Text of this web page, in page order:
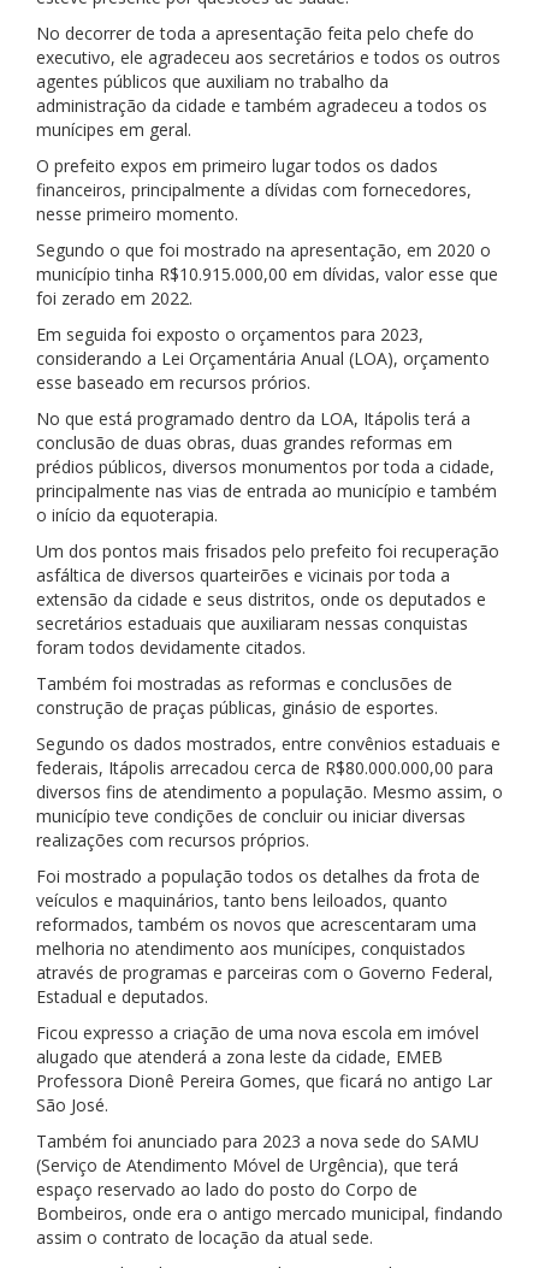
No decorrer de toda a apresentação feita pelo chefe do
executivo, ele agradeceu aos secretários e todos os outros
agentes públicos que auxiliam no trabalho da
administração da cidade e também agradeceu a todos os
munícipes em geral.
O prefeito expos em primeiro lugar todos os dados
financeiros, principalmente a dívidas com fornecedores,
nesse primeiro momento.
Segundo o que foi mostrado na apresentação, em 2020 o
município tinha R$10.915.000,00 em dívidas, valor esse que
foi zerado em 2022.
Em seguida foi exposto o orçamentos para 2023,
considerando a Lei Orçamentária Anual (LOA), orçamento
esse baseado em recursos prórios.
No que está programado dentro da LOA, Itápolis terá a
conclusão de duas obras, duas grandes reformas em
prédios públicos, diversos monumentos por toda a cidade,
principalmente nas vias de entrada ao município e também
o início da equoterapia.
Um dos pontos mais frisados pelo prefeito foi recuperação
asfáltica de diversos quarteirões e vicinais por toda a
extensão da cidade e seus distritos, onde os deputados e
secretários estaduais que auxiliaram nessas conquistas
foram todos devidamente citados.
Também foi mostradas as reformas e conclusões de
construção de praças públicas, ginásio de esportes.
Segundo os dados mostrados, entre convênios estaduais e
federais, Itápolis arrecadou cerca de R$80.000.000,00 para
diversos fins de atendimento a população. Mesmo assim, o
município teve condições de concluir ou iniciar diversas
realizações com recursos próprios.
Foi mostrado a população todos os detalhes da frota de
veículos e maquinários, tanto bens leiloados, quanto
reformados, também os novos que acrescentaram uma
melhoria no atendimento aos munícipes, conquistados
através de programas e parceiras com o Governo Federal,
Estadual e deputados.
Ficou expresso a criação de uma nova escola em imóvel
alugado que atenderá a zona leste da cidade, EMEB
Professora Dionê Pereira Gomes, que ficará no antigo Lar
São José.
Também foi anunciado para 2023 a nova sede do SAMU
(Serviço de Atendimento Móvel de Urgência), que terá
espaço reservado ao lado do posto do Corpo de
Bombeiros, onde era o antigo mercado municipal, findando
assim o contrato de locação da atual sede.